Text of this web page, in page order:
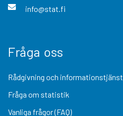
info@stat.fi
Fråga oss
Rådgivning och informationstjänst
Fråga om statistik
Vanliga frågor (FAQ)